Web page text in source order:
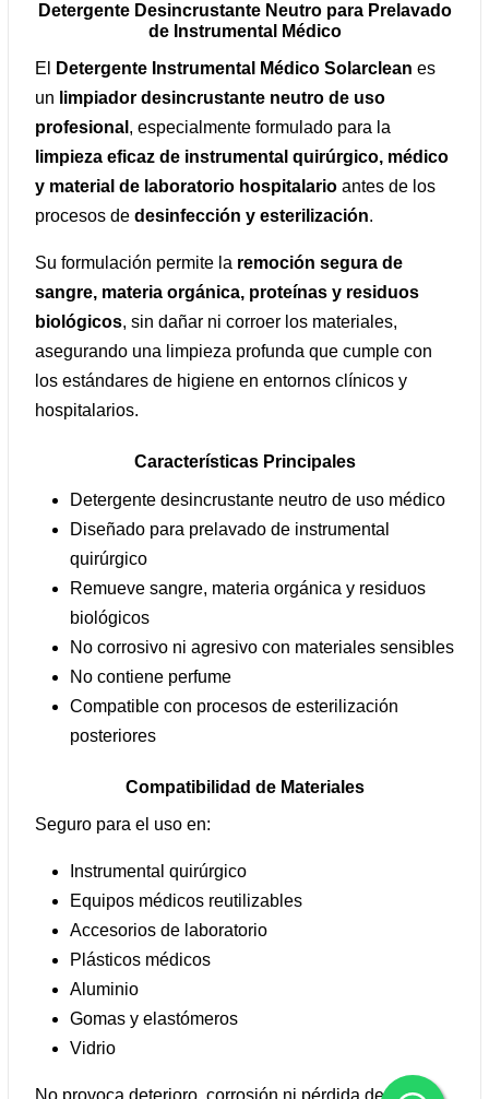
Detergente Desincrustante Neutro para Prelavado
de Instrumental Médico
El Detergente Instrumental Médico Solarclean es
un limpiador desincrustante neutro de uso
profesional , especialmente formulado para la
limpieza eficaz de instrumental quirúrgico, médico
y material de laboratorio hospitalario antes de los
procesos de desinfección y esterilización.
Su formulación permite la remoción segura de
sangre, materia orgánica, proteínas y residuos
biológicos, sin dañar ni corroer los materiales,
asegurando una limpieza profunda que cumple con
los estándares de higiene en entornos clínicos y
hospitalarios.
Características Principales
Detergente desincrustante neutro de uso médico
Diseñado para prelavado de instrumental
quirúrgico
Remueve sangre, materia orgánica y residuos
biológicos
No corrosivo ni agresivo con materiales sensibles
No contiene perfume
Compatible con procesos de esterilización
posteriores
Compatibilidad de Materiales
Seguro para el uso en:
Instrumental quirúrgico
Equipos médicos reutilizables
Accesorios de laboratorio
Plásticos médicos
Aluminio
Gomas y elastómeros
Vidrio
No provoca deterioro, corrosión ni pérdida de